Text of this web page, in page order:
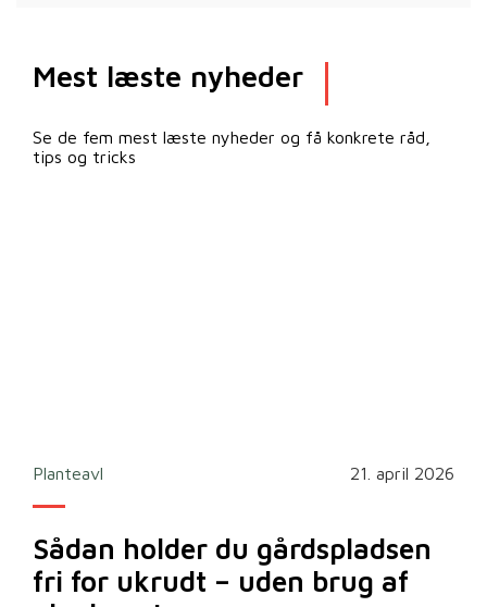
Mest læste nyheder
Se de fem mest læste nyheder og få konkrete råd,
tips og tricks
Planteavl 21. april 2026
Sådan holder du gårdspladsen
fri for ukrudt – uden brug af